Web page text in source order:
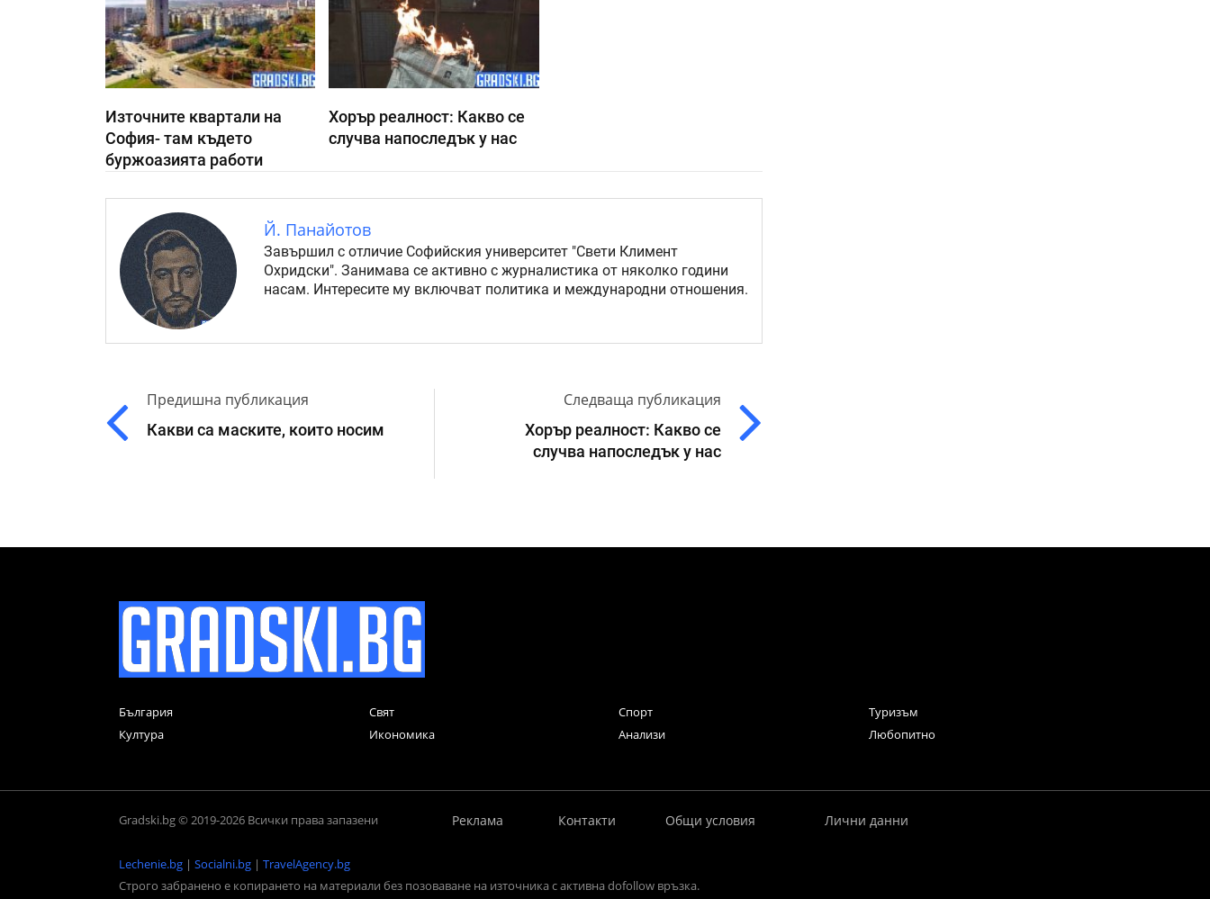
Източните квартали на
София- там където
буржоазията работи
Хорър реалност: Какво се
случва напоследък у нас
Й. Панайотов
Завършил с отличие Софийския университет "Свети Климент
Охридски". Занимава се активно с журналистика от няколко години
насам. Интересите му включват политика и международни отношения.
Предишна публикация
Какви са маските, които носим
Следваща публикация
Хорър реалност: Какво се
случва напоследък у нас
България Свят Спорт
Туризъм
Култура
Икономика Анализи Любопитно
Gradski.bg © 2019-2026 Всички права запазени Реклама Контакти Общи условия Лични данни
Lechenie.bg | Socialni.bg | TravelAgency.bg
Строго забранено е копирането на материали без позоваване на източника с активна dofollow връзка.